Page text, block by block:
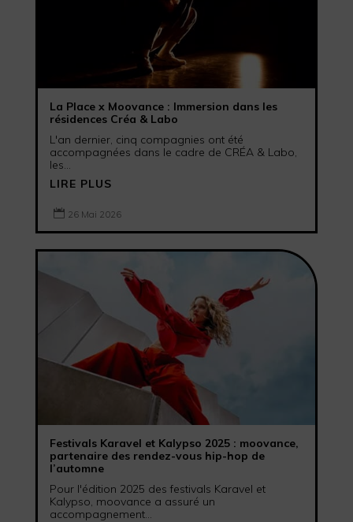
La Place x Moovance : Immersion dans les
résidences Créa & Labo
L'an dernier, cinq compagnies ont été
accompagnées dans le cadre de CRÉA & Labo,
les...
LIRE PLUS
 26 Mai 2026
Festivals Karavel et Kalypso 2025 : moovance,
partenaire des rendez-vous hip-hop de
l’automne
Pour l'édition 2025 des festivals Karavel et
Kalypso, moovance a assuré un
accompagnement...